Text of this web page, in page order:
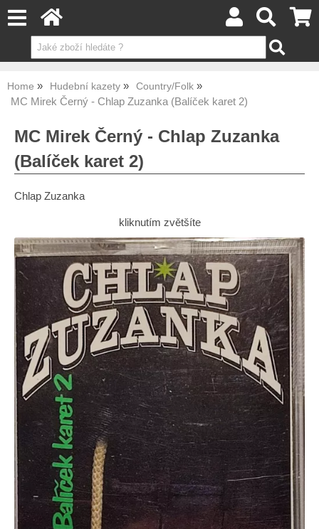
Home Hudební kazety Country/Folk
MC Mirek Černý - Chlap Zuzanka (Balíček karet 2)
MC Mirek Černý - Chlap Zuzanka
(Balíček karet 2)
Chlap Zuzanka
kliknutím zvětšíte